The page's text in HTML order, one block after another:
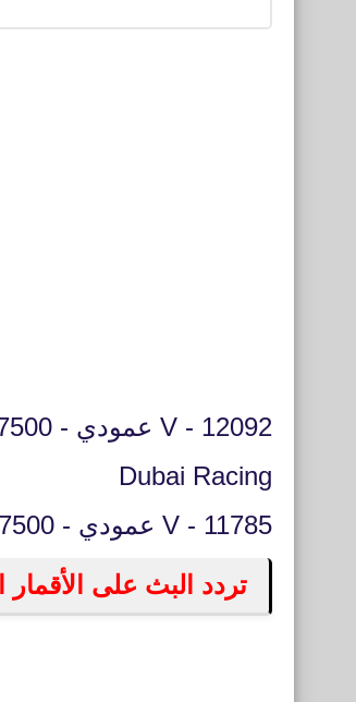
12092 - V عمودي - 27500
Dubai Racing
11785 - V عمودي - 27500.
تردد البث على الأقمار